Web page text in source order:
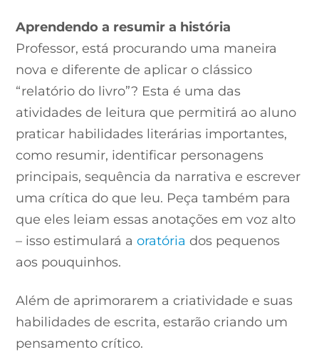
Aprendendo a resumir a história
Professor, está procurando uma maneira
nova e diferente de aplicar o clássico
“relatório do livro”? Esta é uma das
atividades de leitura que permitirá ao aluno
praticar habilidades literárias importantes,
como resumir, identificar personagens
principais, sequência da narrativa e escrever
uma crítica do que leu. Peça também para
que eles leiam essas anotações em voz alto
– isso estimulará aoratória dos pequenos
aos pouquinhos.
Além de aprimorarem a criatividade e suas
habilidades de escrita, estarão criando um
pensamento crítico.